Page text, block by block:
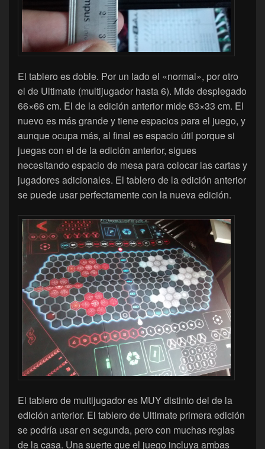
El tablero es doble. Por un lado el «normal», por otro
el de Ultimate (multijugador hasta 6). Mide desplegado
66×66 cm. El de la edición anterior mide 63×33 cm. El
nuevo es más grande y tiene espacios para el juego, y
aunque ocupa más, al final es espacio útil porque si
juegas con el de la edición anterior, sigues
necesitando espacio de mesa para colocar las cartas y
jugadores adicionales. El tablero de la edición anterior
se puede usar perfectamente con la nueva edición.
El tablero de multijugador es MUY distinto del de la
edición anterior. El tablero de Ultimate primera edición
se podría usar en segunda, pero con muchas reglas
de la casa. Una suerte que el juego incluya ambas